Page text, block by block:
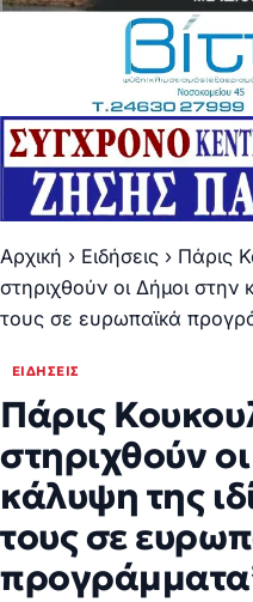
Αρχική › Ειδήσεις › Πάρις
στηριχθούν οι Δήμοι στην
τους σε ευρωπαϊκά
ΕΙΔΉΣΕΙΣ
Πάρις
στηριχθούν
κάλυψη της
τους σε